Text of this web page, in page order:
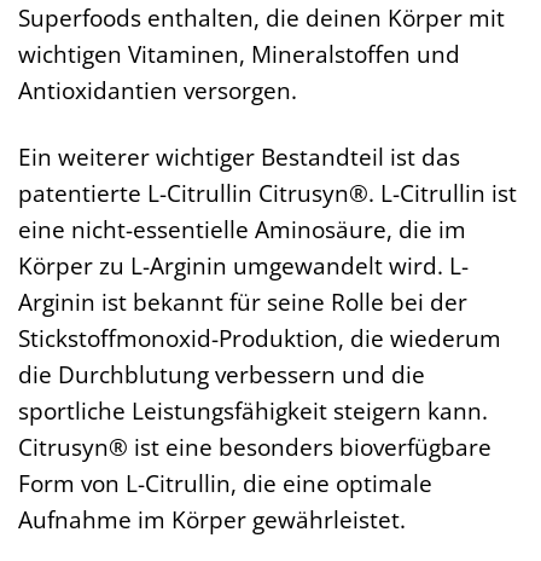
Superfoods enthalten, die deinen Körper mit
wichtigen Vitaminen, Mineralstoffen und
Antioxidantien versorgen.
Ein weiterer wichtiger Bestandteil ist das
patentierte L-Citrullin Citrusyn®. L-Citrullin ist
eine nicht-essentielle Aminosäure, die im
Körper zu L-Arginin umgewandelt wird. L-
Arginin ist bekannt für seine Rolle bei der
Stickstoffmonoxid-Produktion, die wiederum
die Durchblutung verbessern und die
sportliche Leistungsfähigkeit steigern kann.
Citrusyn® ist eine besonders bioverfügbare
Form von L-Citrullin, die eine optimale
Aufnahme im Körper gewährleistet.